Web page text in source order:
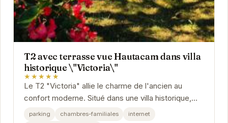
T2 avec terrasse vue Hautacam dans villa
historique \"Victoria\"
★★★★★
Le T2 "Victoria" allie le charme de l'ancien au
confort moderne. Situé dans une villa historique,
cet appartement offre une vue imprenable sur...
parking chambres-familiales
internet